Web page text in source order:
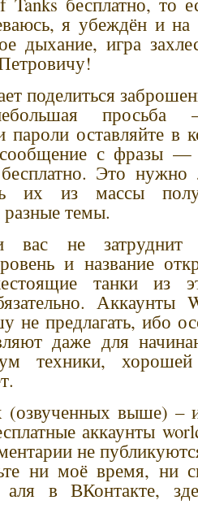
я убеждён и на
дыхание, игра
поделиться
просьба
оставляйте в
сообщение с фразы —
Это нужно
их из массы
темы.
не затруднит
и название
танки из
Аккаунты
не предлагать, ибо
даже для
техники, хорошей
выше) –
аккаунты
не
ни моё время, ни
аля в ВКонтакте,